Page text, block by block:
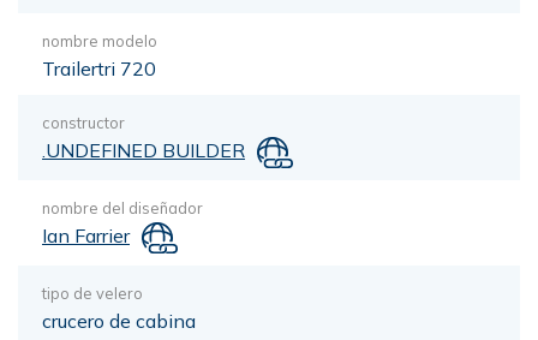
nombre modelo
Trailertri 720
constructor
.UNDEFINED BUILDER
nombre del diseñador
Ian Farrier
tipo de velero
crucero de cabina